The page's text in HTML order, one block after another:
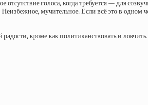
голоса, когда требуется — для
мучительное. Если всё это в
кроме как политиканствовать и